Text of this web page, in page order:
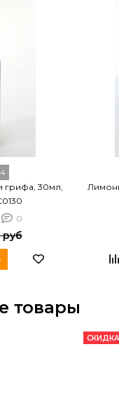
грифа, 30мл,
0
руб
товары
СКИДКА